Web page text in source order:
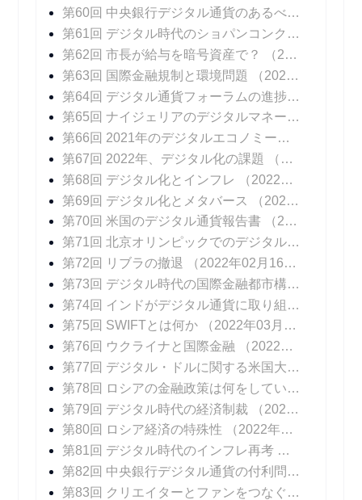
第60回 中央銀行デジタル通貨のあるべき姿
第61回 デジタル時代のショパンコンクール
第62回 市長が給与を暗号資産で？
（2021年11月24日 掲載）
第63回 国際金融規制と環境問題
（2021年12月01日 掲載）
第64回 デジタル通貨フォーラムの進捗報告書
第65回 ナイジェリアのデジタルマネー
（2021年
第66回 2021年のデジタルエコノミーを振り返る
第67回 2022年、デジタル化の課題
（2022年01月12日 掲載）
第68回 デジタル化とインフレ
（2022年01月19日 掲載）
第69回 デジタル化とメタバース
（2022年01月26日 掲載）
第70回 米国のデジタル通貨報告書
（2022年02月02日 掲載）
第71回 北京オリンピックでのデジタル通貨
第72回 リブラの撤退
（2022年02月16日 掲載）
第73回 デジタル時代の国際金融都市構想
第74回 インドがデジタル通貨に取り組む意図
第75回 SWIFTとは何か
（2022年03月09日 掲載）
第76回 ウクライナと国際金融
（2022年03月16日 掲載）
第77回 デジタル・ドルに関する米国大統領令
第78回 ロシアの金融政策は何をしているのか
第79回 デジタル時代の経済制裁
（2022年04月06日 掲載）
第80回 ロシア経済の特殊性
（2022年04月13日 掲載）
第81回 デジタル時代のインフレ再考
（2022年04
第82回 中央銀行デジタル通貨の付利問題
第83回 クリエイターとファンをつなぐデジタル技術